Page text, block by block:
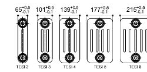
3371